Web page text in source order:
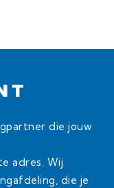
die jouw
adres. Wij
die je